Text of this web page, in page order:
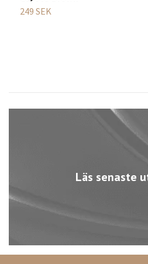
Läs senaste
249 SEK